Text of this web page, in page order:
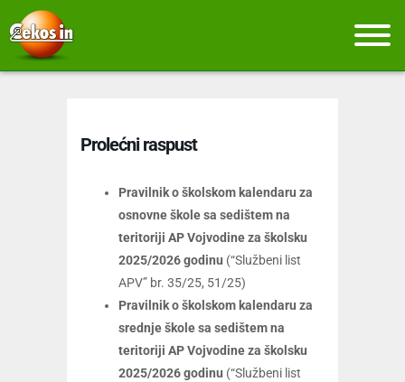
Prolećni raspust
Pravilnik o školskom kalendaru za
osnovne škole sa sedištem na
teritoriji AP Vojvodine za školsku
2025/2026 godinu (“Službeni list
APV” br. 35/25, 51/25)
Pravilnik o školskom kalendaru za
srednje škole sa sedištem na
teritoriji AP Vojvodine za školsku
2025/2026 godinu (“Službeni list